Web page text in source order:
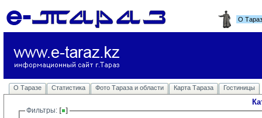
О
О Таразе Статистика Фото Тараза и области Карта Тараза Гостиницы
Фильтры: